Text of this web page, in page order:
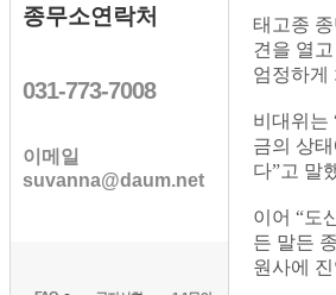
종무소연락처
031-773-7008
이메일
suvanna@daum.net
태고종
견을 열
엄정하게
비대위는
금의 상
다”고 말
이어 “도
든 말든
원사에